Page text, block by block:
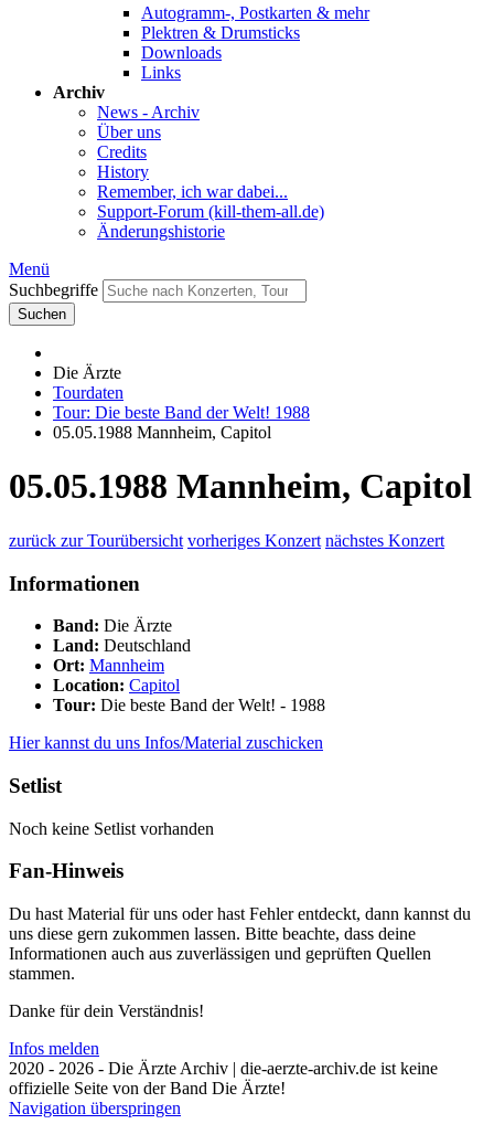
Autogramm-, Postkarten & mehr
Plektren & Drumsticks
Downloads
Links
Archiv
News - Archiv
Über uns
Credits
History
Remember, ich war dabei...
Support-Forum (kill-them-all.de)
Änderungshistorie
Menü
Suchbegriffe
Suchen
Die Ärzte
Tourdaten
Tour: Die beste Band der Welt! 1988
05.05.1988 Mannheim, Capitol
05.05.1988 Mannheim, Capitol
zurück zur Tourübersicht vorheriges Konzert nächstes Konzert
Informationen
Band: Die Ärzte
Land: Deutschland
Ort: Mannheim
Location: Capitol
Tour: Die beste Band der Welt! - 1988
Hier kannst du uns Infos/Material zuschicken
Setlist
Noch keine Setlist vorhanden
Fan-Hinweis
Du hast Material für uns oder hast Fehler entdeckt, dann kannst du
uns diese gern zukommen lassen. Bitte beachte, dass deine
Informationen auch aus zuverlässigen und geprüften Quellen
stammen.
Danke für dein Verständnis!
Infos melden
2020 - 2026 - Die Ärzte Archiv | die-aerzte-archiv.de ist keine
offizielle Seite von der Band Die Ärzte!
Navigation überspringen